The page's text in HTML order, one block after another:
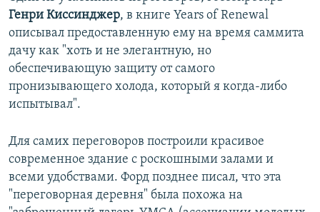
Генри Киссинджер, в книге Years of Renewal
описывал предоставленную ему на время саммита
дачу как "хоть и не элегантную, но
обеспечивающую защиту от самого
пронизывающего холода, который я когда-либо
испытывал".
Для самих переговоров построили красивое
современное здание с роскошными залами и
всеми удобствами. Форд позднее писал, что эта
"переговорная деревня" была похожа на